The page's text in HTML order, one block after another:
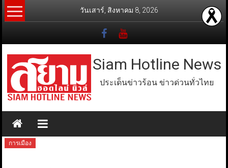
Skip
to
วันเสาร์, สิงหาคม 8, 2026
Siam Hotline News
ประเด็นข่าวร้อน ข่าวด่วนทั่วไทย
การเมือง